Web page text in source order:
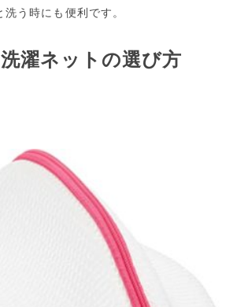
う時にも便利です。
濯ネットの選び方